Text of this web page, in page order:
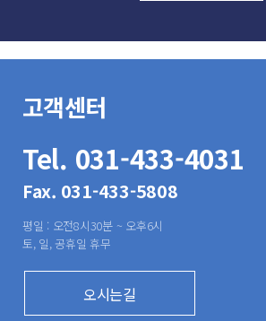
고객센터
Tel. 031-433-4031
Fax. 031-433-5808
평일 : 오전8시30분 ~ 오후6시
토, 일, 공휴일 휴무
오시는길